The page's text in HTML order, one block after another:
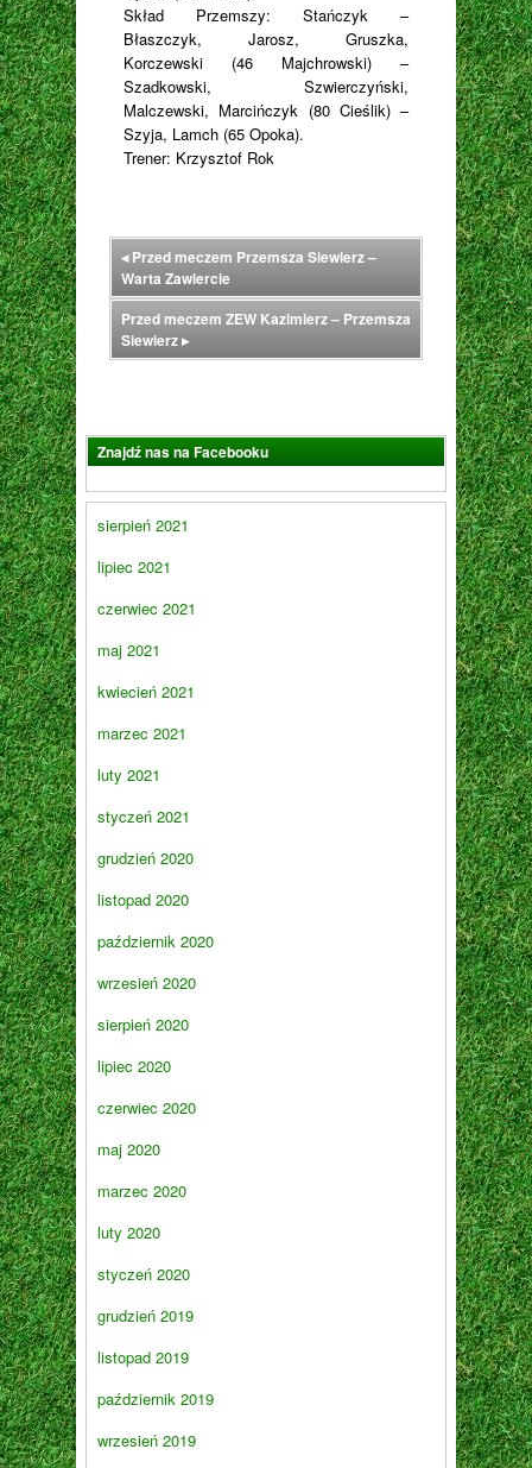
Skład Przemszy: Stańczyk –
Błaszczyk, Jarosz, Gruszka,
Korczewski (46 Majchrowski) –
Szadkowski, Szwierczyński,
Malczewski, Marcińczyk (80 Cieślik) –
Szyja, Lamch (65 Opoka).
Trener: Krzysztof Rok
◂Przed meczem Przemsza Siewierz –
Warta Zawiercie
Przed meczem ZEW Kazimierz – Przemsza
Siewierz▸
Znajdź nas na Facebooku
sierpień 2021
lipiec 2021
czerwiec 2021
maj 2021
kwiecień 2021
marzec 2021
luty 2021
styczeń 2021
grudzień 2020
listopad 2020
październik 2020
wrzesień 2020
sierpień 2020
lipiec 2020
czerwiec 2020
maj 2020
marzec 2020
luty 2020
styczeń 2020
grudzień 2019
listopad 2019
październik 2019
wrzesień 2019